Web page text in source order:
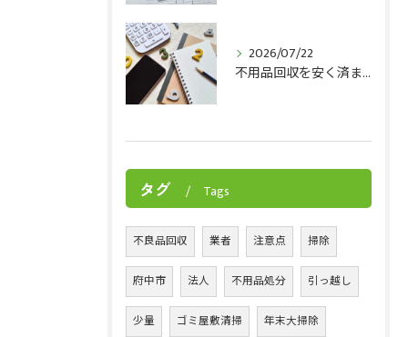
2026/07/22
不用品回収を安く済ませるには？費用を安く抑えるコツを解説！
タグ Tags
不良品回収 業者 注意点 掃除
府中市 法人 不用品処分 引っ越し
少量 ゴミ屋敷清掃 年末大掃除